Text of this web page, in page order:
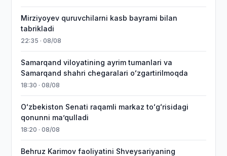
Mirziyoyev quruvchilarni kasb bayrami bilan
tabrikladi
22:35 · 08/08
Samarqand viloyatining ayrim tumanlari va
Samarqand shahri chegaralari oʻzgartirilmoqda
18:30 · 08/08
Oʻzbekiston Senati raqamli markaz toʻgʻrisidagi
qonunni maʼqulladi
18:20 · 08/08
Behruz Karimov faoliyatini Shveysariyaning